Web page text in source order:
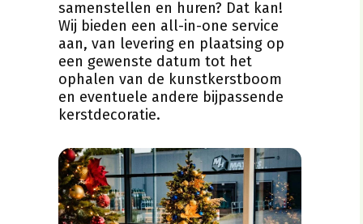
samenstellen en huren? Dat kan!
Wij bieden een all-in-one service
aan, van levering en plaatsing op
een gewenste datum tot het
ophalen van de kunstkerstboom
en eventuele andere bijpassende
kerstdecoratie.